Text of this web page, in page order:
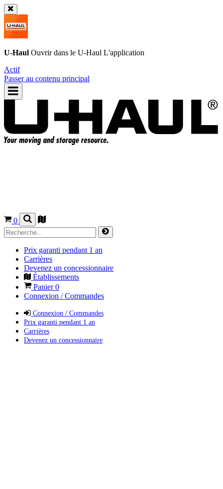
U-Haul Ouvrir dans le U-Haul L'application
Actif
Passer au contenu principal
0
Prix garanti pendant 1 an
Carrières
Devenez un concessionnaire
Établissements
Panier0
Connexion / Commandes
Connexion / Commandes
Prix garanti pendant 1 an
Carrières
Devenez un concessionnaire